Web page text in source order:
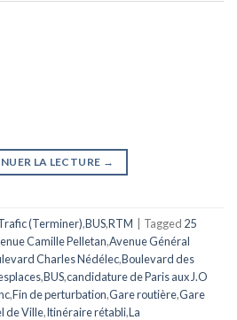
LA LECTURE →
(Terminer),BUS,RTM Tagged 25
Camille Pelletan,Avenue Général
Charles Nédélec,Boulevard des
,BUS,candidature de Paris aux J.O
,Fin de perturbation,Gare routière,Gare
de Ville,Itinéraire rétabli,La